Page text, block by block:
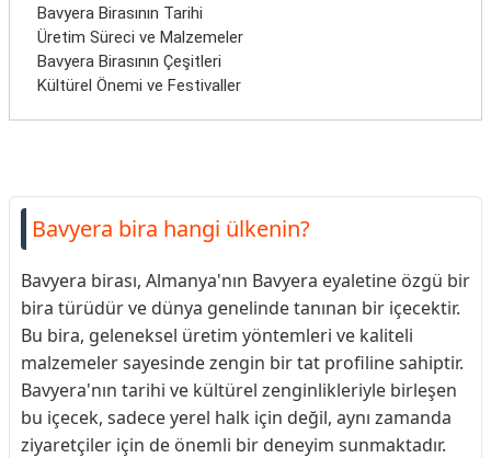
Bavyera Birasının Tarihi
Üretim Süreci ve Malzemeler
Bavyera Birasının Çeşitleri
Kültürel Önemi ve Festivaller
Bavyera bira hangi ülkenin?
Bavyera birası, Almanya'nın Bavyera eyaletine özgü bir
bira türüdür ve dünya genelinde tanınan bir içecektir.
Bu bira, geleneksel üretim yöntemleri ve kaliteli
malzemeler sayesinde zengin bir tat profiline sahiptir.
Bavyera'nın tarihi ve kültürel zenginlikleriyle birleşen
bu içecek, sadece yerel halk için değil, aynı zamanda
ziyaretçiler için de önemli bir deneyim sunmaktadır.